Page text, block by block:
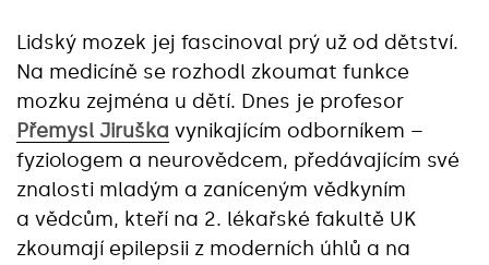
Lidský mozek jej fascinoval prý už od dětství.
Na medicíně se rozhodl zkoumat funkce
mozku zejména u dětí. Dnes je profesor
Přemysl Jiruška vynikajícím odborníkem –
fyziologem a neurovědcem, předávajícím své
znalosti mladým a zaníceným vědkyním
a vědcům, kteří na 2. lékařské fakultě UK
zkoumají epilepsii z moderních úhlů a na